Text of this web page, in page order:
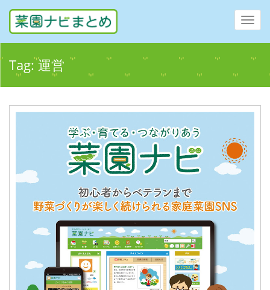
Tag:運営